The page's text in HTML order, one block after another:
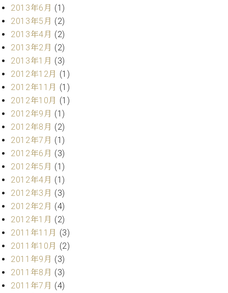
2013年6月 (1)
2013年5月 (2)
2013年4月 (2)
2013年2月 (2)
2013年1月 (3)
2012年12月 (1)
2012年11月 (1)
2012年10月 (1)
2012年9月 (1)
2012年8月 (2)
2012年7月 (1)
2012年6月 (3)
2012年5月 (1)
2012年4月 (1)
2012年3月 (3)
2012年2月 (4)
2012年1月 (2)
2011年11月 (3)
2011年10月 (2)
2011年9月 (3)
2011年8月 (3)
2011年7月 (4)